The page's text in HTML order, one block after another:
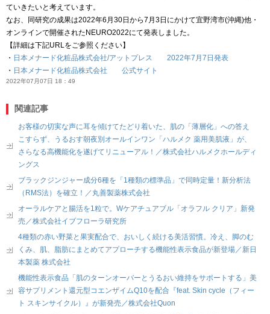
ていきたいと考えています。
なお、同研究の成果は2022年6月30日から7月3日にかけて宜野湾市(沖縄)他・
オンラインで開催されたNEURO2022にて発表しました。
【詳細は下記URLをご参照ください】
・ 日本メナード化粧品株式会社/アットプレス 2022年7月7日発表
・ 日本メナード化粧品株式会社 公式サイト
2022年07月07日 18：49
関連記事
お客様の切実な声に耳を傾けてたどり着いた、肌の「薄層化」への答え
こすらず、うるおす朝夜別オールインワン「ハルメク 薬用美肌液」が、
さらなる高機能化を遂げてリニューアル！／株式会社ハルメクホールディ
ングス
ブラックジンジャー成分6種を「1種類の標準品」で同時定量！新分析法
（RMS法）を確立！／丸善製薬株式会社
オーラルケアと腸活を1粒で。Wケアチュアブル「オラフル クリア」新発
売／株式会社イブフローラ研究所
4種類の赤い野菜と果実配合で、おいしく続ける美活習慣。冷え、脚のむ
くみ、肌、脂肪にまとめてアプローチする機能性表示食品が新登場／新日
本製薬 株式会社
機能性表示食品「肌のターンオーバーとうるおい維持をサポートする」美
容サプリメント還元型コエンザイムQ10を配合『feat. Skin cycle（フィー
ト スキンサイクル）』が新発売／株式会社Quon